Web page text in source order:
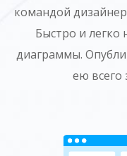
командой
Быстро и легко
диаграммы.
ею всего